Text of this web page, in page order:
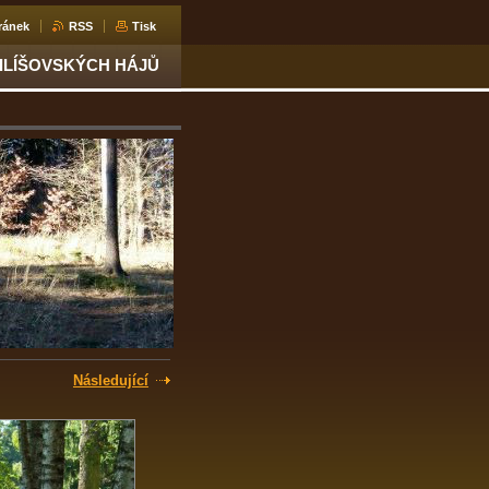
RSS Tisk
HÁJŮ
Následující